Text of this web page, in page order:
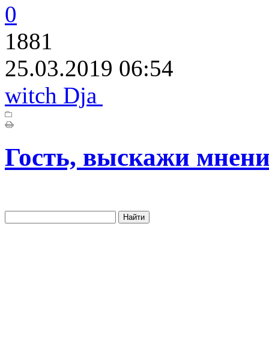
0
1881
25.03.2019 06:54
witch Dja
Гость, выскажи